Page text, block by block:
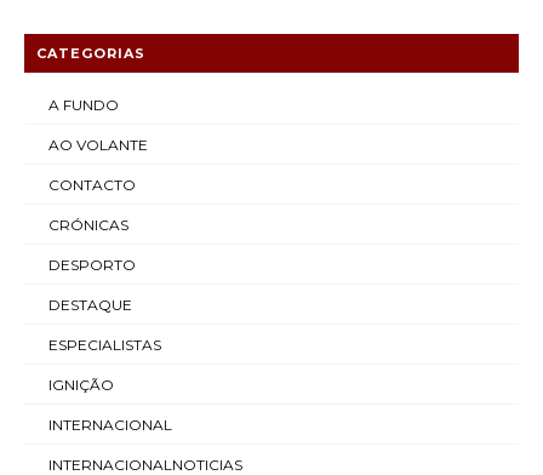
CATEGORIAS
A FUNDO
AO VOLANTE
CONTACTO
CRÓNICAS
DESPORTO
DESTAQUE
ESPECIALISTAS
IGNIÇÃO
INTERNACIONAL
INTERNACIONALNOTICIAS